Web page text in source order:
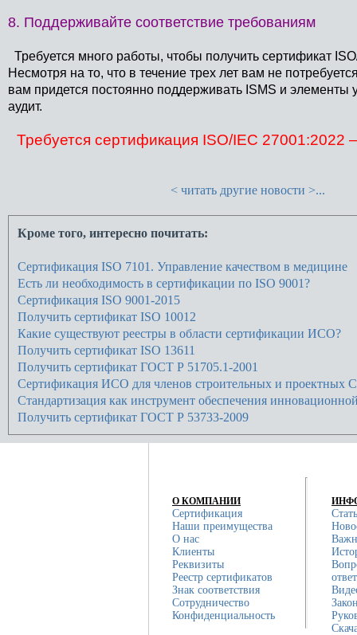
8. Поддерживайте соответствие требованиям
Требуется много работы, чтобы получить сертификат
Несмотря на то, что в течение трех лет вам не
вам придется постоянно поддерживать ISMS и
аудит.
Требуется сертификация ISO/IEC 27001:2022
< читать другие новости >...
Кроме того, интересно почитать:
Сертификация ISO 7101. Управление качеством в медицине
Есть ли необходимость в сертификации по ISO 9001?
Сертификация ISO 9001-2015
Получить сертификат ISO 10012
Какие существуют реестры в области сертификации ИСО?
Получить сертификат ISO 13611
Получить сертификат ГОСТ Р 51705.1-2001
Сертификация ИСО для членов строительных и проектных
Стандартизация как инструмент обеспечения
Получить сертификат ГОСТ Р 53733-2009
О КОМПАНИИ
Сертификация
Наши преимущества
О нас
Клиенты
Реквизиты
Реестр сертификатов
Знак соответствия
Сотрудничество
Конфиденциальность